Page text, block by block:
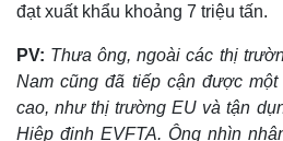
đạt xuất khẩu khoảng 7 triệu tấn.
PV: Thưa ông, ngoài các thị
Nam cũng đã tiếp cận được
cao, như thị trường EU và tận
Hiệp định EVFTA. Ông nhìn